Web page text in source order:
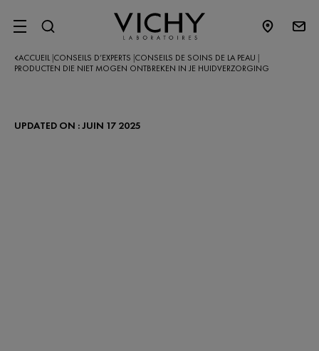
SITE MENU
ACCUEIL CONSEILS D’EXPERTS​ CONSEILS DE SOINS DE LA PEAU
PRODUCTEN DIE NIET MOGEN ONTBREKEN IN JE HUIDVERZORGING
UPDATED ON : JUIN 17 2025